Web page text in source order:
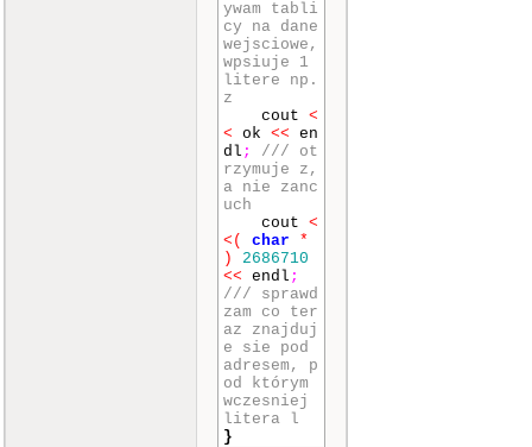
ywam tabli
cy na dane
wejsciowe,
wpsiuje 1
litere np.
z
cout <
< ok << en
dl ;
/// ot
rzymuje z,
a nie zanc
uch
cout <
< ( char
*
)
2686710
<< endl ;
/// sprawd
zam co ter
az znajduj
e sie pod
adresem, p
od którym
wczesniej
litera l
}